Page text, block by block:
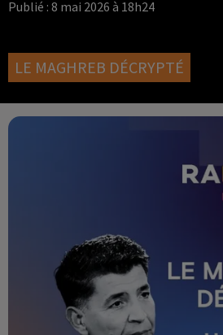
Publié : 8 mai 2026 à 18h24
LE MAGHREB DÉCRYPTÉ